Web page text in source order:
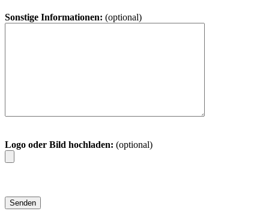
Sonstige Informationen: (optional)
Logo oder Bild hochladen: (optional)